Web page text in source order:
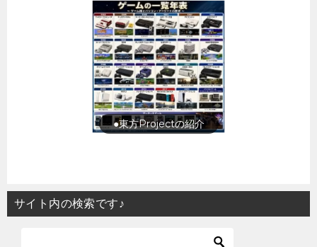
●東方Projectの紹介
サイト内の検索です♪